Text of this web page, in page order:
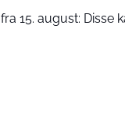
15. august: Disse